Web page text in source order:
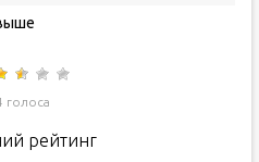
голоса
рейтинг